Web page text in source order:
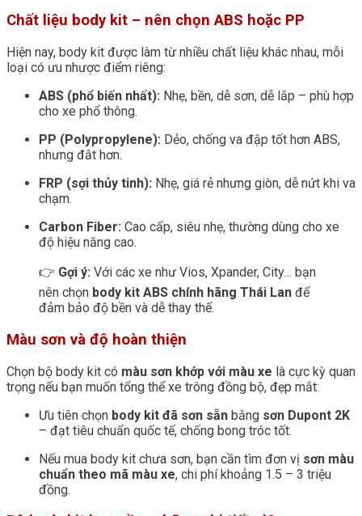
Chất liệu body kit – nên chọn ABS hoặc PP
Hiện nay, body kit được làm từ nhiều chất liệu khác nhau, mỗi
loại có ưu nhược điểm riêng:
ABS (phổ biến nhất): Nhẹ, bền, dễ sơn, dễ lắp – phù hợp
cho xe phổ thông.
PP (Polypropylene): Dẻo, chống va đập tốt hơn ABS,
nhưng đắt hơn.
FRP (sợi thủy tinh): Nhẹ, giá rẻ nhưng giòn, dễ nứt khi va
chạm.
Carbon Fiber: Cao cấp, siêu nhẹ, thường dùng cho xe
độ hiệu năng cao.
👉 Gợi ý: Với các xe như Vios, Xpander, City… bạn
nên chọn body kit ABS chính hãng Thái Lan để
đảm bảo độ bền và dễ thay thế.
Màu sơn và độ hoàn thiện
Chọn bộ body kit có màu sơn khớp với màu xe là cực kỳ quan
trọng nếu bạn muốn tổng thể xe trông đồng bộ, đẹp mắt:
Ưu tiên chọn body kit đã sơn sẵn bằng sơn Dupont 2K
– đạt tiêu chuẩn quốc tế, chống bong tróc tốt.
Nếu mua body kit chưa sơn, bạn cần tìm đơn vị sơn màu
chuẩn theo mã màu xe, chi phí khoảng 1.5 – 3 triệu
đồng.